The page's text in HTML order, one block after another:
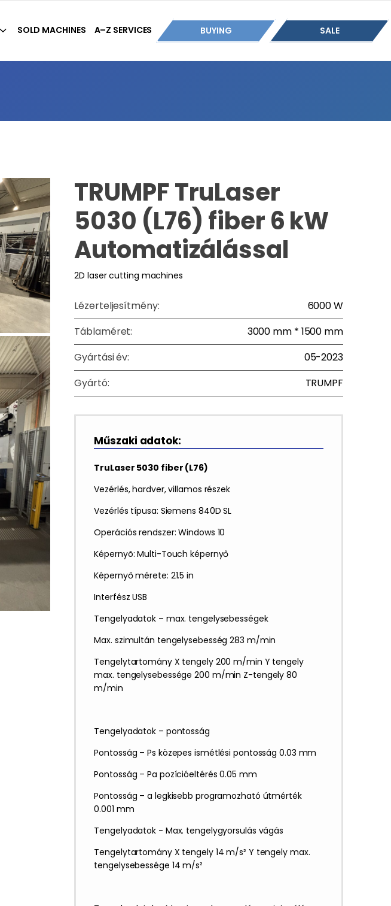
SOLD MACHINES A–Z SERVICES BUYING SALE
TRUMPF TruLaser
5030 (L76) fiber 6 kW
Automatizálással
2D laser cutting machines
Lézerteljesítmény:
6000 W
Táblaméret:
3000 mm * 1500 mm
Gyártási év:
05-2023
Gyártó:
TRUMPF
Műszaki adatok:
TruLaser 5030 fiber (L76)
Vezérlés, hardver, villamos részek
Vezérlés típusa: Siemens 840D SL
Operációs rendszer: Windows 10
Képernyõ: Multi-Touch képernyő
Képernyő mérete: 21.5 in
Interfész USB
Tengelyadatok – max. tengelysebességek
Max. szimultán tengelysebesség 283 m/min
Tengelytartomány X tengely 200 m/min Y tengely
max. tengelysebessége 200 m/min Z-tengely 80
m/min
Tengelyadatok – pontosság
Pontosság – Ps közepes ismétlési pontosság 0.03 mm
Pontosság – Pa pozícióeltérés 0.05 mm
Pontosság – a legkisebb programozható útmérték
0.001 mm
Tengelyadatok - Max. tengelygyorsulás vágás
Tengelytartomány X tengely 14 m/s² Y tengely max.
tengelysebessége 14 m/s²